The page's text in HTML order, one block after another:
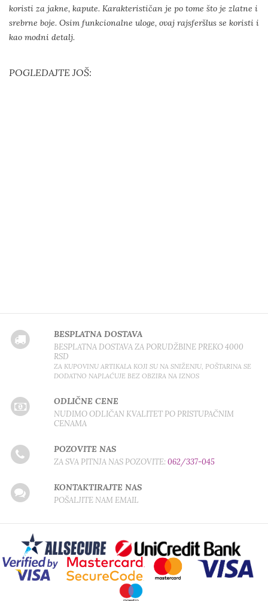
koristi za jakne, kapute. Karakterističan je po tome što je zlatne i
srebrne boje. Osim funkcionalne uloge, ovaj rajsferšlus se koristi i
kao modni detalj.
POGLEDAJTE JOŠ:
BESPLATNA DOSTAVA
BESPLATNA DOSTAVA ZA PORUDŽBINE PREKO 4000
RSD
ZA KUPOVINU ARTIKALA KOJI SU NA SNIŽENJU, POŠTARINA SE
DODATNO NAPLAĆUJE BEZ OBZIRA NA IZNOS
ODLIČNE CENE
NUDIMO ODLIČAN KVALITET PO PRISTUPAČNIM
CENAMA
POZOVITE NAS
ZA SVA PITNJA NAS POZOVITE:062/337-045
KONTAKTIRAJTE NAS
POŠALJITE NAM EMAIL